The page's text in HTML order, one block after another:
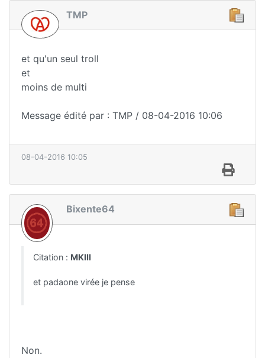
TMP
et qu'un seul troll
et
moins de multi
Message édité par : TMP / 08-04-2016 10:06
08-04-2016 10:05
Bixente64
Citation : MKIII
et padaone virée je pense
Non.